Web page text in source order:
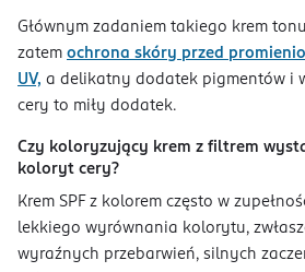
Głównym zadaniem takiego krem
zatem ochrona skóry przed
UV, a delikatny dodatek pigmentów i
cery to miły dodatek.
Czy koloryzujący krem z filtrem
koloryt cery?
Krem SPF z kolorem często w
lekkiego wyrównania kolorytu,
wyraźnych przebarwień, silnych